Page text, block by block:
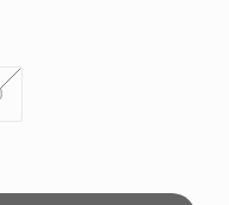
ADVANCE -